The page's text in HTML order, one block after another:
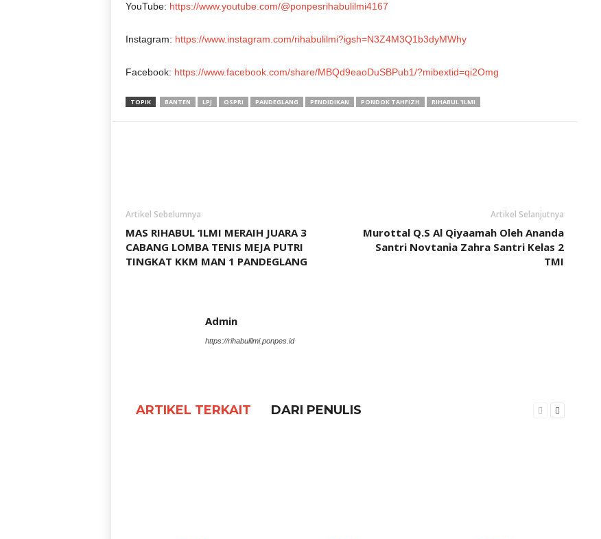
YouTube: https://www.youtube.com/@ponpesrihabulilmi4167
Instagram: https://www.instagram.com/rihabulilmi?igsh=N3Z4M3Q1b3dyMWhy
Facebook: https://www.facebook.com/share/MBQd9eaoDuSBPub1/?mibextid=qi2Omg
TOPIK BANTEN LPJ OSPRI PANDEGLANG PENDIDIKAN PONDOK TAHFIZH RIHABUL 'ILMI
Artikel Sebelumnya
MAS RIHABUL ‘ILMI MERAIH JUARA 3
CABANG LOMBA TENIS MEJA PUTRI
TINGKAT KKM MAN 1 PANDEGLANG
Artikel Selanjutnya
Murottal Q.S Al Qiyaamah Oleh Ananda
Santri Novtania Zahra Santri Kelas 2
TMI
Admin
https://rihabulilmi.ponpes.id
ARTIKEL TERKAIT DARI PENULIS